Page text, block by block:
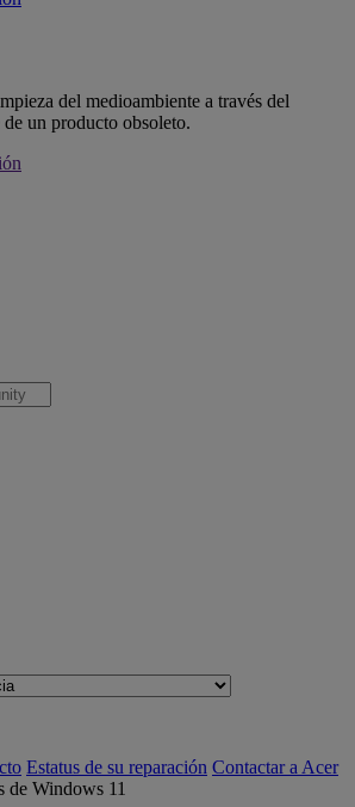
del medioambiente a través del
un producto obsoleto.
Estatus de su reparación Contactar a Acer